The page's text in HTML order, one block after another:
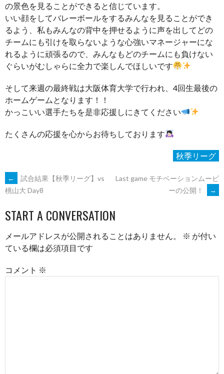
の景色を見ることができると信じています。
いい顔をしてバレーボールをするみんなを見ることができ
るよう、私もみんなの背中を押せるように声を出してどの
チームにも引けを取らないような心強いマネージャーにな
れるように頑張るので、みんなもどのチームにも負けない
ぐらいがむしゃらに全力で楽しんでほしいです
そして来週の最終戦は大阪体育大学で行われ、4回生最後の
ホームゲームとなります！！
かっこいい選手たちを是非応援しにきてください
たくさんの応援を心からお待ちしております
秋季リーグ
POST
NAVIGATION
←
試合結果【秋季リーグ】vs
桃山大 Day8
Last game モチベーションムービ
ーの公開！
→
START A CONVERSATION
メールアドレスが公開されることはありません。 ※ が付い
ている欄は必須項目です
コメント ※